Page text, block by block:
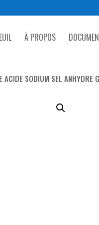
À PROPOS
ACIDE SODIUM SEL ANHYDRE